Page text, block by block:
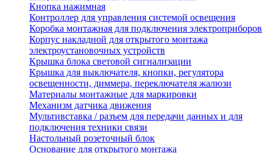
Кнопка нажимная
Контроллер для управления системой освещения
Коробка монтажная для подключения электроприборов
Корпус накладной для открытого монтажа
электроустановочных устройств
Крышка блока световой сигнализации
Крышка для выключателя, кнопки, регулятора
освещенности, диммера, переключателя жалюзи
Материалы монтажные для маркировки
Механизм датчика движения
Мультивставка / разъем для передачи данных и для
подключения техники связи
Настольный розеточный блок
Основание для открытого монтажа